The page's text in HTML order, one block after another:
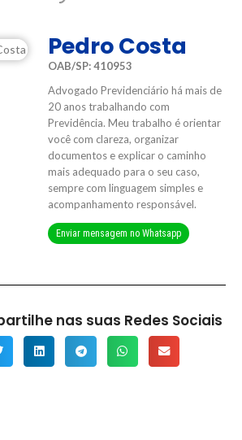
Pedro Costa
OAB/SP: 410953
Advogado Previdenciário há mais de
20 anos trabalhando com
Previdência. Meu trabalho é orientar
você com clareza, organizar
documentos e explicar o caminho
mais adequado para o seu caso,
sempre com linguagem simples e
acompanhamento responsável.
Enviar mensagem no Whatsapp
nas suas Redes Sociais